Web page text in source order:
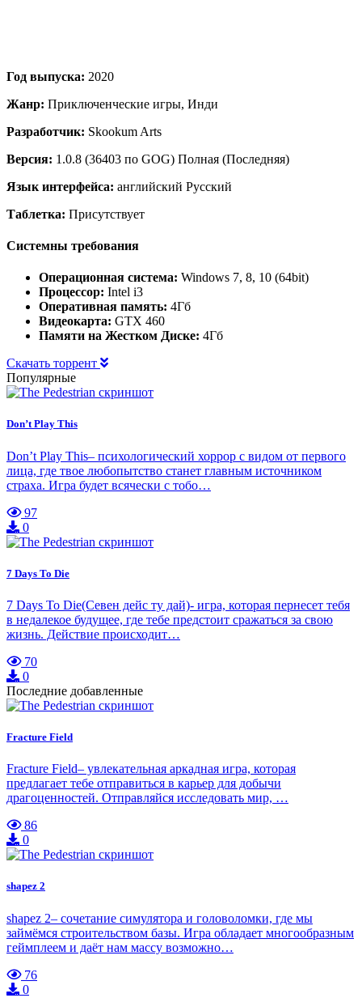
Год выпуска: 2020
Жанр: Приключенческие игры, Инди
Разработчик: Skookum Arts
Версия: 1.0.8 (36403 по GOG) Полная (Последняя)
Язык интерфейса: английский Русский
Таблетка: Присутствует
Системны требования
Операционная система: Windows 7, 8, 10 (64bit)
Процессор: Intel i3
Оперативная память: 4Гб
Видеокарта: GTX 460
Памяти на Жестком Диске: 4Гб
Скачать торрент
Популярные
Don’t Play This
Don’t Play This– психологический хоррор с видом от первого
лица, где твое любопытство станет главным источником
страха. Игра будет всячески с тобо…
97
0
7 Days To Die
7 Days To Die(Севен дейс ту дай)- игра, которая пернесет тебя
в недалекое будущее, где тебе предстоит сражаться за свою
жизнь. Действие происходит…
70
0
Последние добавленные
Fracture Field
Fracture Field– увлекательная аркадная игра, которая
предлагает тебе отправиться в карьер для добычи
драгоценностей. Отправляйся исследовать мир, …
86
0
shapez 2
shapez 2– сочетание симулятора и головоломки, где мы
займёмся строительством базы. Игра обладает многообразным
геймплеем и даёт нам массу возможно…
76
0